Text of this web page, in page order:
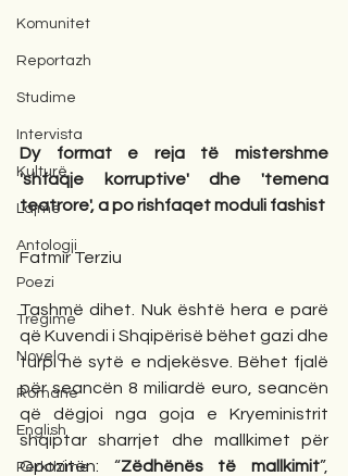
Komunitet
Reportazh
Studime
Intervista
Kulturë
Lajme
Antologji
Poezi
Tregime
Novela
Romane
English
Përkthime
Dy format e reja të mistershme
'shfaqje korruptive' dhe 'temena
teatrore', a po rishfaqet moduli fashist
Fatmir Terziu
Tashmë dihet. Nuk është hera e parë
që Kuvendi i Shqipërisë bëhet gazi dhe
turpi në sytë e ndjekësve. Bëhet fjalë
për seancën 8 miliardë euro, seancën
që dëgjoi nga goja e Kryeministrit
shqiptar sharrjet dhe mallkimet për
Opozitën: “Zëdhënës të mallkimit”,